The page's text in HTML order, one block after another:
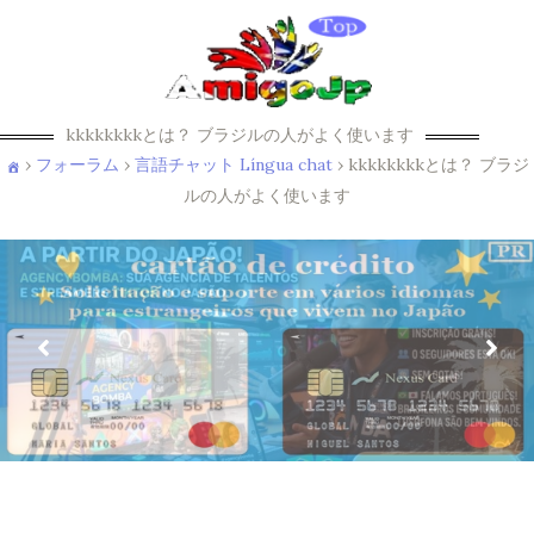
kkkkkkkkとは？ ブラジルの人がよく使います
› フォーラム › 言語チャット Língua chat › kkkkkkkkとは？ ブラジ
ルの人がよく使います